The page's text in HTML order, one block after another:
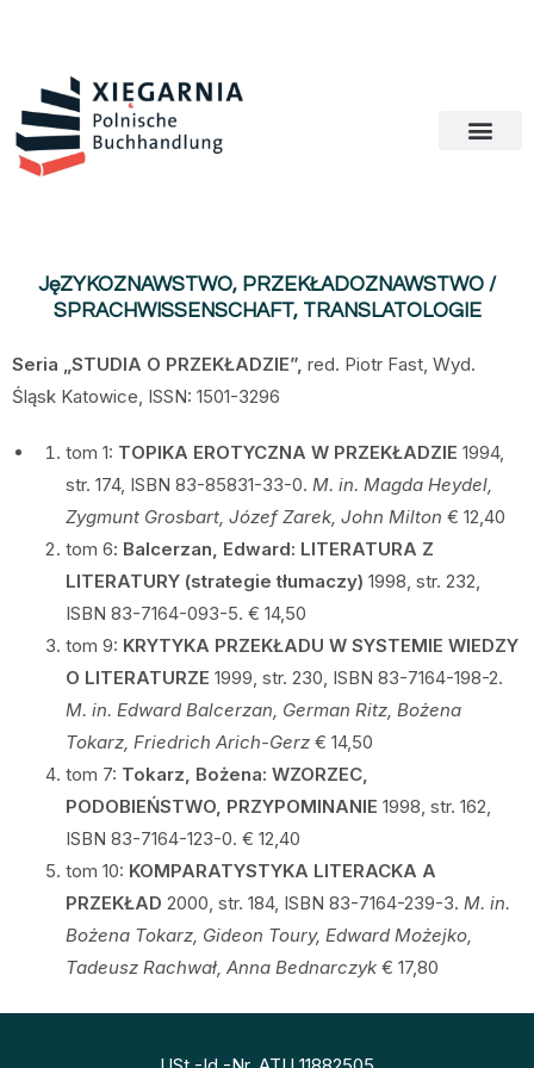
JęZYKOZNAWSTWO, PRZEKŁADOZNAWSTWO /
SPRACHWISSENSCHAFT, TRANSLATOLOGIE
Seria „STUDIA O PRZEKŁADZIE”, red. Piotr Fast, Wyd.
Śląsk Katowice, ISSN: 1501-3296
tom 1: TOPIKA EROTYCZNA W PRZEKŁADZIE 1994,
str. 174, ISBN 83-85831-33-0. M. in. Magda Heydel,
Zygmunt Grosbart, Józef Zarek, John Milton € 12,40
tom 6: Balcerzan, Edward: LITERATURA Z
LITERATURY (strategie tłumaczy) 1998, str. 232,
ISBN 83-7164-093-5. € 14,50
tom 9: KRYTYKA PRZEKŁADU W SYSTEMIE WIEDZY
O LITERATURZE 1999, str. 230, ISBN 83-7164-198-2.
M. in. Edward Balcerzan, German Ritz, Bożena
Tokarz, Friedrich Arich-Gerz € 14,50
tom 7: Tokarz, Bożena: WZORZEC,
PODOBIEŃSTWO, PRZYPOMINANIE 1998, str. 162,
ISBN 83-7164-123-0. € 12,40
tom 10: KOMPARATYSTYKA LITERACKA A
PRZEKŁAD 2000, str. 184, ISBN 83-7164-239-3. M. in.
Bożena Tokarz, Gideon Toury, Edward Możejko,
Tadeusz Rachwał, Anna Bednarczyk € 17,80